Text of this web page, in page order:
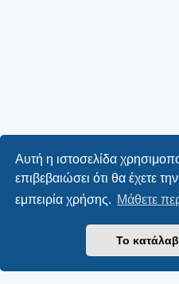
Αυτή η ιστοσελίδα
επιβεβαιώσει ότι θα έχετε
εμπειρία χρήσης. Μάθετε
Το